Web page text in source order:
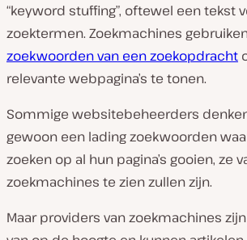
“keyword stuffing”, oftewel een tekst
zoektermen. Zoekmachines
zoekwoorden van een zoekopdracht
relevante webpagina’s te tonen.
Sommige websitebeheerders
gewoon een lading zoekwoorden
zoeken op al hun pagina’s gooien, ze
zoekmachines te zien zullen zijn.
Maar providers van zoekmachines